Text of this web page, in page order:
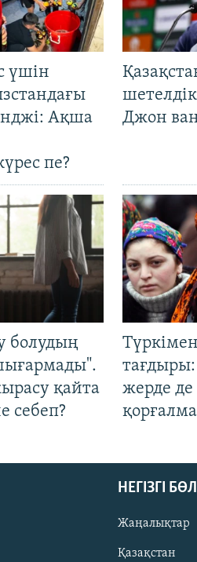
үшін
Ақша
пе?
Джон
болудың
қайта
себеп?
тағдыры:
жерде
НЕГІЗГІ
Жаңалықтар
Қазақстан